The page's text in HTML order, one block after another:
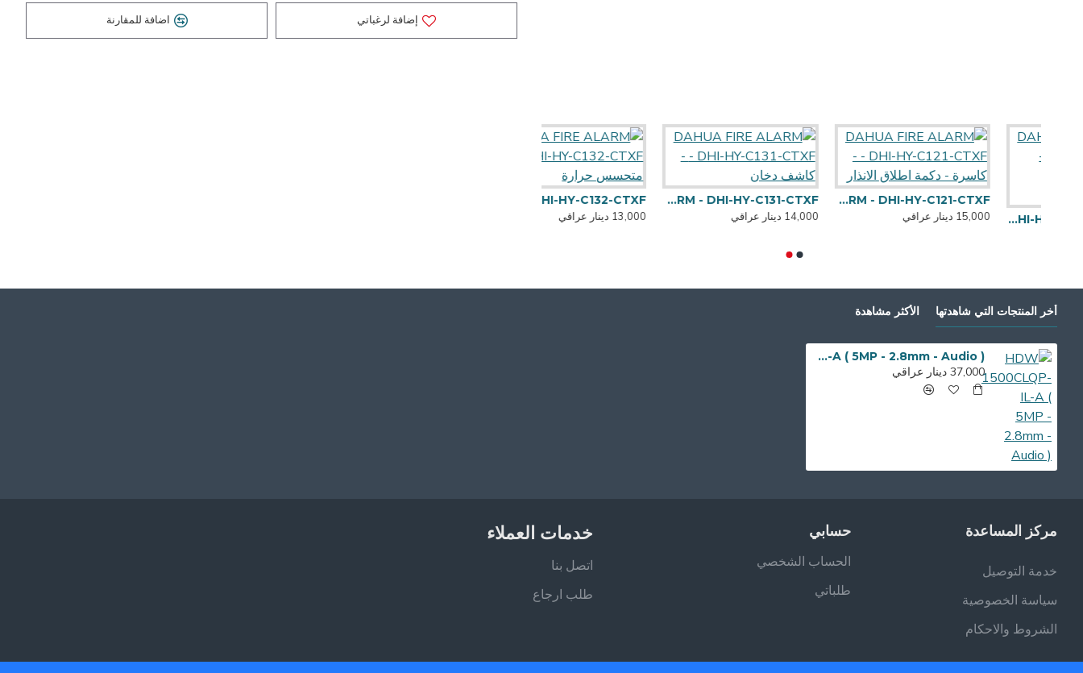
إضافة لرغباتي اضافة للمقارنة
DAHUA FIRE ALARM - DHI-HY-C121-CTXF - كاسرة - دكمة اطلاق الانذار
15,000 دينار عراقي
DAHUA FIRE ALARM - DHI-HY-C131-CTXF - كاشف دخان
DAHUA FIRE ALARM - DHI-HY-C132-CTXF - متحسس حرارة
أخر المنتجات التي شاهدتها الأكثر مشاهدة
HDW 1500CLQP-IL-A ( 5MP - 2.8mm - Audio )
37,000 دينار عراقي
مركز المساعدة
خدمة التوصيل
سياسة الخصوصية
الشروط والاحكام
حسابي
الحساب الشخصي
طلباتي
خدمات العملاء
اتصل بنا
طلب ارجاع